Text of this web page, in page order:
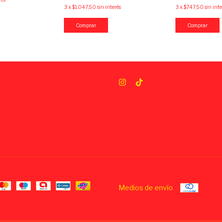
3 x$1.047,50 sin interés 3 x$747,50 sin
Medios de envío